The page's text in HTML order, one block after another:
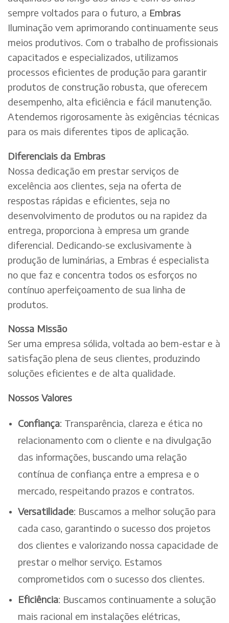
sempre voltados para o futuro, a Embras
Iluminação vem aprimorando continuamente seus
meios produtivos. Com o trabalho de profissionais
capacitados e especializados, utilizamos
processos eficientes de produção para garantir
produtos de construção robusta, que oferecem
desempenho, alta eficiência e fácil manutenção.
Atendemos rigorosamente às exigências técnicas
para os mais diferentes tipos de aplicação.
Diferenciais da Embras
Nossa dedicação em prestar serviços de
excelência aos clientes, seja na oferta de
respostas rápidas e eficientes, seja no
desenvolvimento de produtos ou na rapidez da
entrega, proporciona à empresa um grande
diferencial. Dedicando-se exclusivamente à
produção de luminárias, a Embras é especialista
no que faz e concentra todos os esforços no
contínuo aperfeiçoamento de sua linha de
produtos.
Nossa Missão
Ser uma empresa sólida, voltada ao bem-estar e à
satisfação plena de seus clientes, produzindo
soluções eficientes e de alta qualidade.
Nossos Valores
Confiança: Transparência, clareza e ética no
relacionamento com o cliente e na divulgação
das informações, buscando uma relação
contínua de confiança entre a empresa e o
mercado, respeitando prazos e contratos.
Versatilidade: Buscamos a melhor solução para
cada caso, garantindo o sucesso dos projetos
dos clientes e valorizando nossa capacidade de
prestar o melhor serviço. Estamos
comprometidos com o sucesso dos clientes.
Eficiência: Buscamos continuamente a solução
mais racional em instalações elétricas,